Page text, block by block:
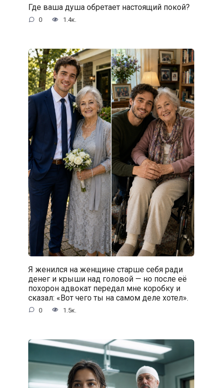
Где ваша душа обретает настоящий покой?
0 1.4к.
Я женился на женщине старше себя ради
денег и крыши над головой — но после её
похорон адвокат передал мне коробку и
сказал: «Вот чего ты на самом деле хотел».
0 1.5к.